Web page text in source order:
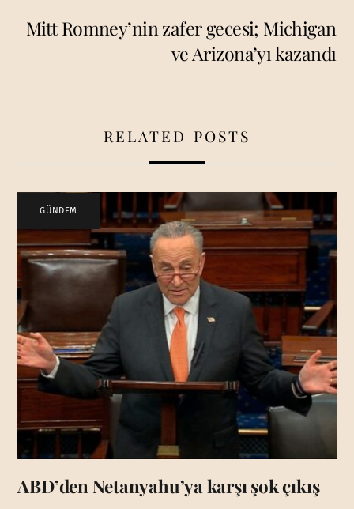
Mitt Romney’nin zafer gecesi; Michigan
ve Arizona’yı kazandı
RELATED POSTS
GÜNDEM
ABD’den Netanyahu’ya karşı şok çıkış